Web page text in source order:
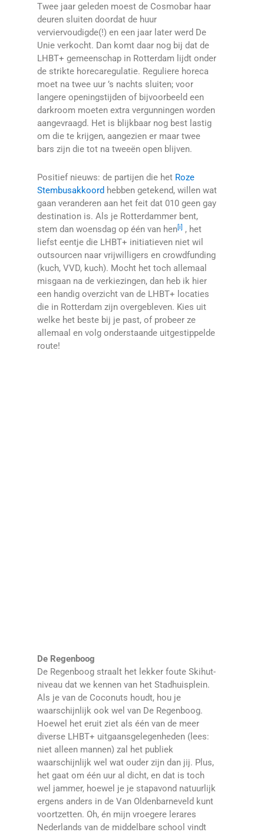
Twee jaar geleden moest de Cosmobar haar
deuren sluiten doordat de huur
verviervoudigde(!) en een jaar later werd De
Unie verkocht. Dan komt daar nog bij dat de
LHBT+ gemeenschap in Rotterdam lijdt onder
de strikte horecaregulatie. Reguliere horeca
moet na twee uur ’s nachts sluiten; voor
langere openingstijden of bijvoorbeeld een
darkroom moeten extra vergunningen worden
aangevraagd. Het is blijkbaar nog best lastig
om die te krijgen, aangezien er maar twee
bars zijn die tot na tweeën open blijven.
Positief nieuws: de partijen die het Roze
Stembusakkoord hebben getekend, willen wat
gaan veranderen aan het feit dat 010 geen gay
destination is. Als je Rotterdammer bent,
stem dan woensdag op één van hen[i] , het
liefst eentje die LHBT+ initiatieven niet wil
outsourcen naar vrijwilligers en crowdfunding
(kuch, VVD, kuch). Mocht het toch allemaal
misgaan na de verkiezingen, dan heb ik hier
een handig overzicht van de LHBT+ locaties
die in Rotterdam zijn overgebleven. Kies uit
welke het beste bij je past, of probeer ze
allemaal en volg onderstaande uitgestippelde
route!
De Regenboog
De Regenboog straalt het lekker foute Skihut-
niveau dat we kennen van het Stadhuisplein.
Als je van de Coconuts houdt, hou je
waarschijnlijk ook wel van De Regenboog.
Hoewel het eruit ziet als één van de meer
diverse LHBT+ uitgaansgelegenheden (lees:
niet alleen mannen) zal het publiek
waarschijnlijk wel wat ouder zijn dan jij. Plus,
het gaat om één uur al dicht, en dat is toch
wel jammer, hoewel je je stapavond natuurlijk
ergens anders in de Van Oldenbarneveld kunt
voortzetten. Oh, én mijn vroegere lerares
Nederlands van de middelbare school vindt